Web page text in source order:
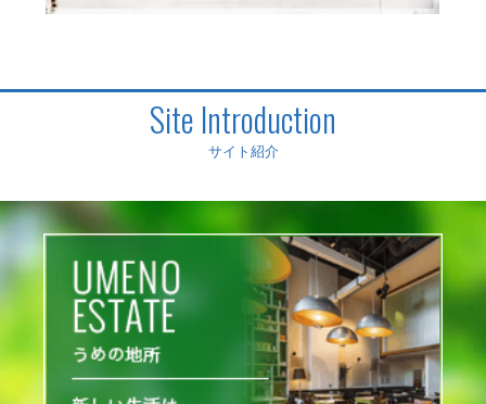
Site Introduction
サイト紹介